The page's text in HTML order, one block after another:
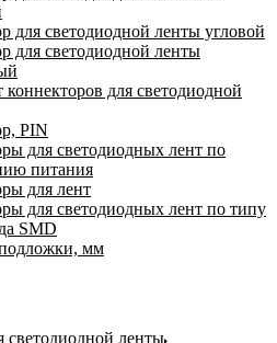
для светодиодной ленты угловой
для светодиодной ленты
для светодиодной
PIN
для светодиодных лент по
питания
для лент
для светодиодных лент по типу
SMD
мм
светодиодной ленты